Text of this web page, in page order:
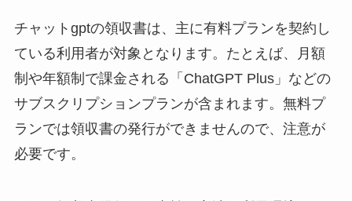
チャットgptの領収書は、主に有料プランを契約し
ている利用者が対象となります。たとえば、月額
制や年額制で課金される「ChatGPT Plus」などの
サブスクリプションプランが含まれます。無料プ
ランでは領収書の発行ができませんので、注意が
必要です。